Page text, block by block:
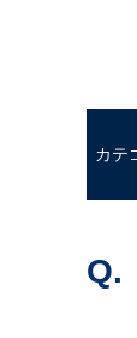
カテ